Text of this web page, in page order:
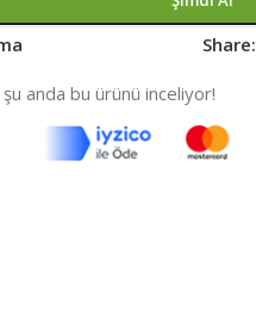
Share:
şu anda bu ürünü inceliyor!